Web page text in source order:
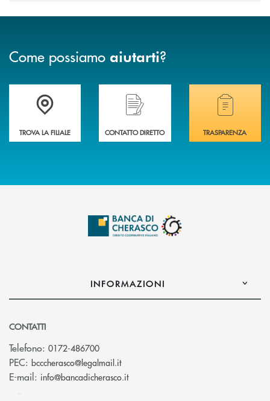
Come possiamo aiutarti?
Accedi all' elenco completo delle filiali .
TROVA LA FILIALE
Hai bisogno di assistenza immediata?
CONTATTO DIRETTO
Hai bisogno di
TRASPARENZA
INFORMAZIONI
CONTATTI
Telefono: 0172-486700
PEC: bcccherasco@legalmail.it(si apre l’app di posta elettronica)
E-mail: info@bancadicherasco.it(si apre l’app di posta elettronica)